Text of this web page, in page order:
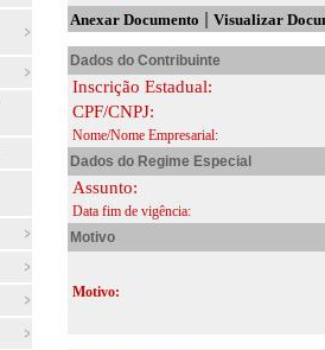
Anexar Documento | Visualizar
Dados do Contribuinte
Inscrição Estadual:
CPF/CNPJ:
Nome/Nome Empresarial:
Dados do Regime Especial
Assunto:
Data fim de vigência:
Motivo
Motivo: